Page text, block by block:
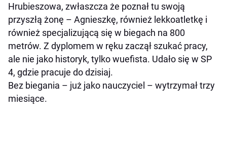
Hrubieszowa, zwłaszcza że poznał tu swoją
przyszłą żonę – Agnieszkę, również lekkoatletkę i
również specjalizującą się w biegach na 800
metrów. Z dyplomem w ręku zaczął szukać pracy,
ale nie jako historyk, tylko wuefista. Udało się w SP
4, gdzie pracuje do dzisiaj.
Bez biegania – już jako nauczyciel – wytrzymał trzy
miesiące.